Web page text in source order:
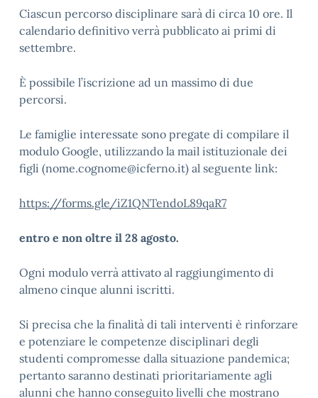
Ciascun percorso disciplinare sarà di circa 10 ore. Il
calendario definitivo verrà pubblicato ai primi di
settembre.
È possibile l’iscrizione ad un massimo di due
percorsi.
Le famiglie interessate sono pregate di compilare il
modulo Google, utilizzando la mail istituzionale dei
figli (nome.cognome@icferno.it) al seguente link:
https://forms.gle/iZ1QNTendoL89qaR7
entro e non oltre il 28 agosto.
Ogni modulo verrà attivato al raggiungimento di
almeno cinque alunni iscritti.
Si precisa che la finalità di tali interventi è rinforzare
e potenziare le competenze disciplinari degli
studenti compromesse dalla situazione pandemica;
pertanto saranno destinati prioritariamente agli
alunni che hanno conseguito livelli che mostrano